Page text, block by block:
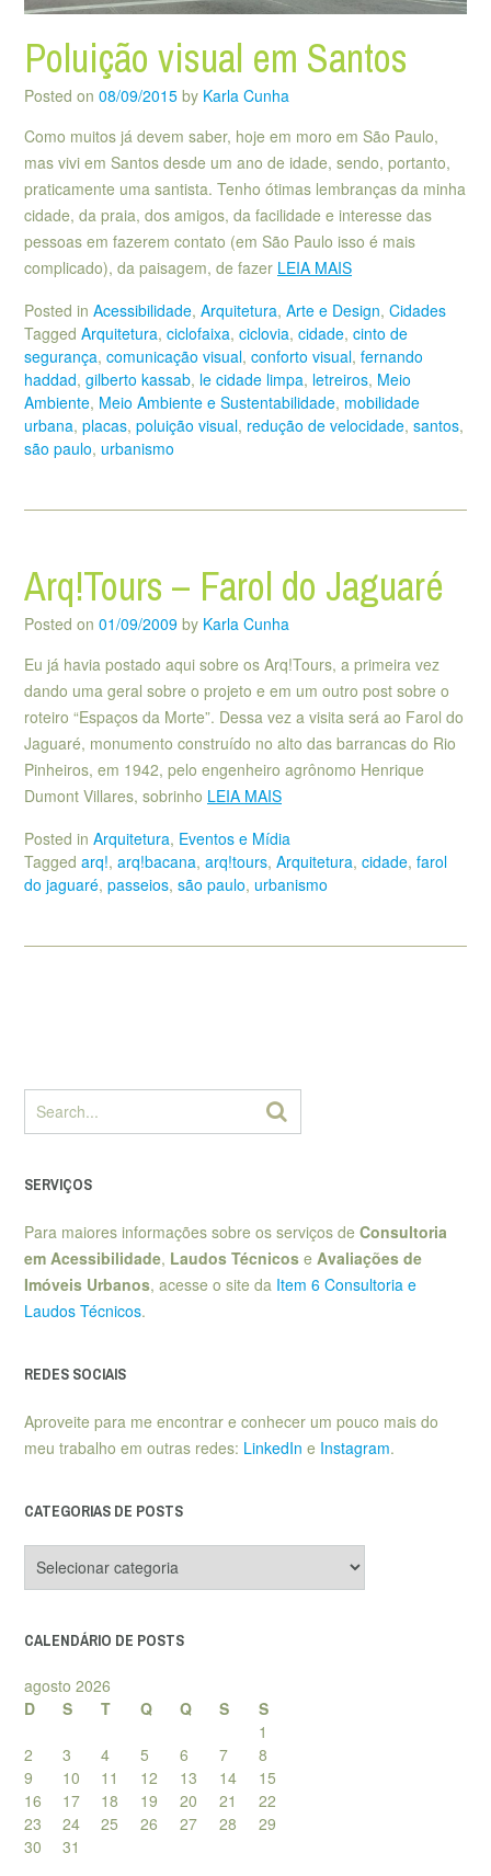
Poluição visual em Santos
Posted on 08/09/2015 by Karla Cunha
Como muitos já devem saber, hoje em moro em São Paulo,
mas vivi em Santos desde um ano de idade, sendo, portanto,
praticamente uma santista. Tenho ótimas lembranças da minha
cidade, da praia, dos amigos, da facilidade e interesse das
pessoas em fazerem contato (em São Paulo isso é mais
complicado), da paisagem, de fazer LEIA MAIS
Posted in Acessibilidade, Arquitetura, Arte e Design, Cidades
Tagged Arquitetura, ciclofaixa, ciclovia, cidade, cinto de
segurança, comunicação visual, conforto visual, fernando
haddad, gilberto kassab, le cidade limpa, letreiros, Meio
Ambiente, Meio Ambiente e Sustentabilidade, mobilidade
urbana, placas, poluição visual, redução de velocidade, santos,
são paulo, urbanismo
Arq!Tours – Farol do Jaguaré
Posted on 01/09/2009 by Karla Cunha
Eu já havia postado aqui sobre os Arq!Tours, a primeira vez
dando uma geral sobre o projeto e em um outro post sobre o
roteiro “Espaços da Morte”. Dessa vez a visita será ao Farol do
Jaguaré, monumento construído no alto das barrancas do Rio
Pinheiros, em 1942, pelo engenheiro agrônomo Henrique
Dumont Villares, sobrinho LEIA MAIS
Posted in Arquitetura, Eventos e Mídia
Tagged arq!, arq!bacana, arq!tours, Arquitetura, cidade, farol
do jaguaré, passeios, são paulo, urbanismo
SERVIÇOS
Para maiores informações sobre os serviços de Consultoria
em Acessibilidade, Laudos Técnicos e Avaliações de
Imóveis Urbanos, acesse o site da Item 6 Consultoria e
Laudos Técnicos.
REDES SOCIAIS
Aproveite para me encontrar e conhecer um pouco mais do
meu trabalho em outras redes: LinkedIn e Instagram.
CATEGORIAS DE POSTS
de
CALENDÁRIO DE POSTS
agosto 2026
D
S T Q Q S
S
1
2
3 4 5 6 7
8
9
10 11 12 13 14
15
16
17 18 19 20 21
22
23
24 25 26 27 28
29
30
31